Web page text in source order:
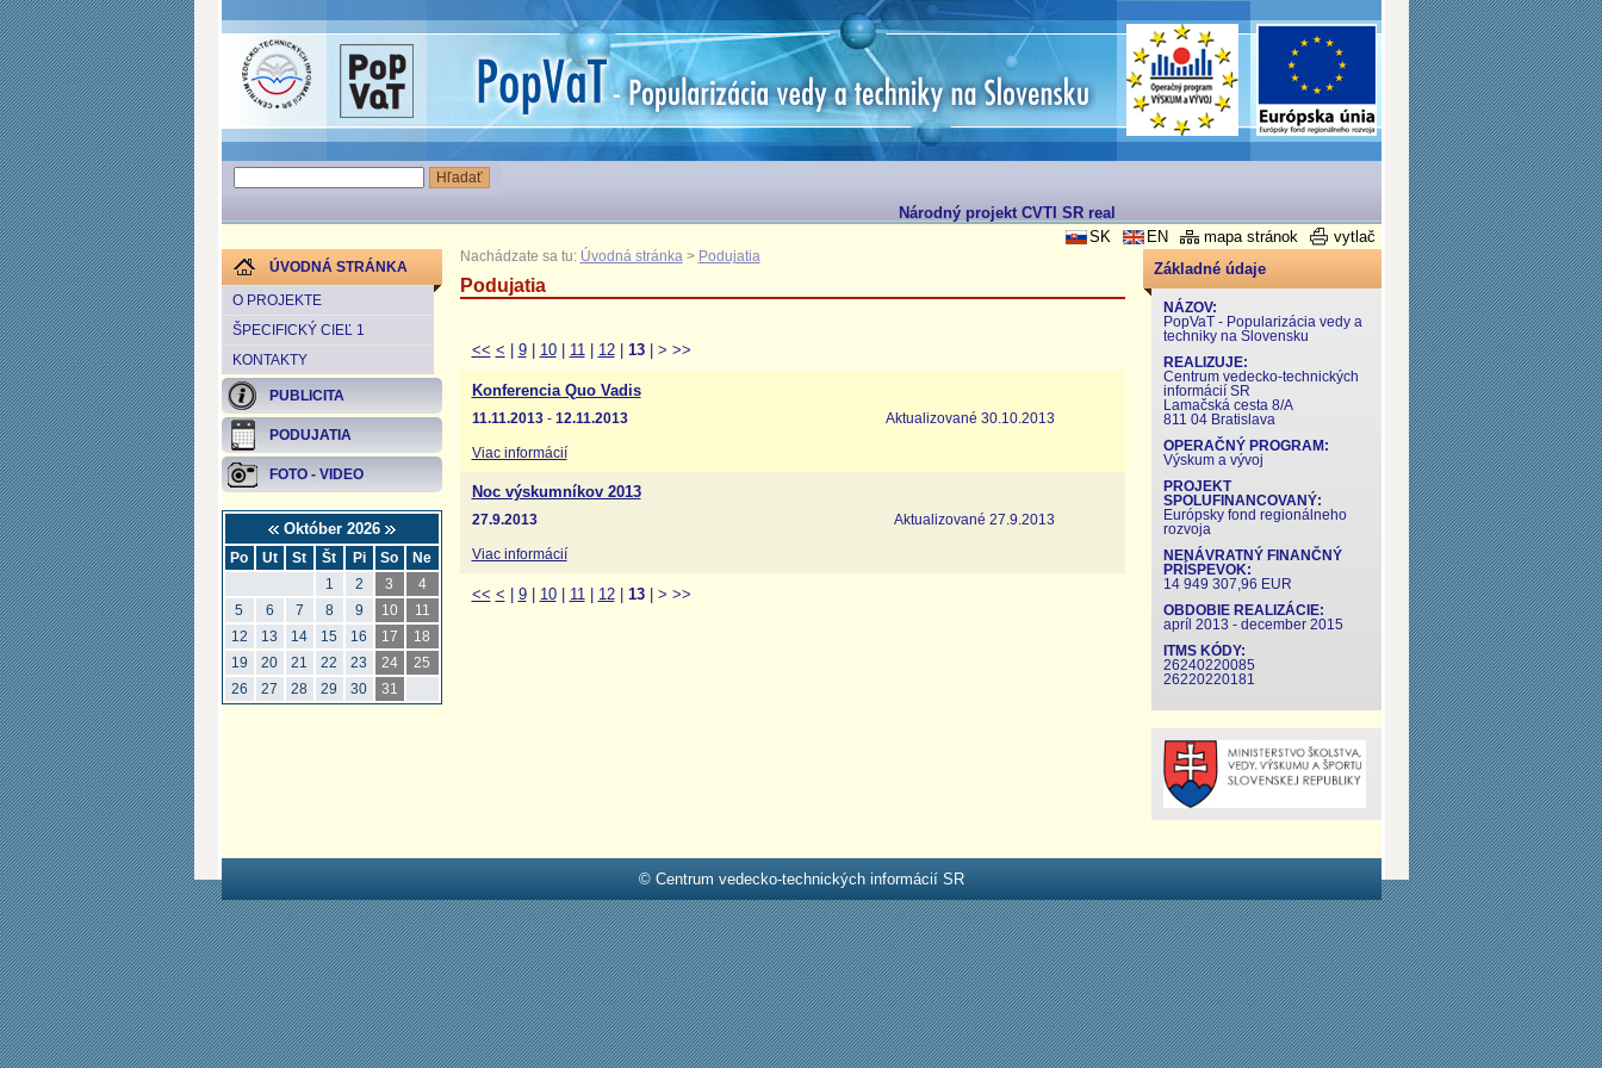
Národný projekt CVTI SR realizovaný v rámci Operačného programu Výskum a Vývoj
vytlač
mapa stránok
EN
SK
ÚVODNÁ STRÁNKA
O PROJEKTE
ŠPECIFICKÝ CIEĽ 1
KONTAKTY
PUBLICITA
PODUJATIA
FOTO - VIDEO
Október 2026
Po Ut St Št Pi So
Ne
1
2 3
4
5
6 7 8 9 10
11
12
13 14 15 16 17
18
19
20 21 22 23 24
25
26
27 28 29 30 31
Nachádzate sa tu: Úvodná stránka > Podujatia
Podujatia
<< < 9| 10| 11| 12| 13| > >>
Konferencia Quo Vadis
Aktualizované 30.10.2013
11.11.2013- 12.11.2013
Viac informácií
Noc výskumníkov 2013
Aktualizované 27.9.2013
27.9.2013
Viac informácií
<< < 9| 10| 11| 12| 13| > >>
Základné údaje
NÁZOV:
PopVaT - Popularizácia vedy a
techniky na Slovensku
REALIZUJE:
Centrum vedecko-technických
informácií SR
Lamačská cesta 8/A
811 04 Bratislava
OPERAČNÝ PROGRAM:
Výskum a vývoj
PROJEKT
SPOLUFINANCOVANÝ:
Európsky fond regionálneho
rozvoja
NENÁVRATNÝ FINANČNÝ
PRÍSPEVOK:
14 949 307,96 EUR
OBDOBIE REALIZÁCIE:
apríl 2013 - december 2015
ITMS KÓDY:
26240220085
26220220181
© Centrum vedecko-technických informácií SR